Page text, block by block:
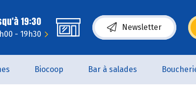
19:30
- 19h30
Newsletter
(s’ouvre dans une nouvelle
Biocoop Bar à salades